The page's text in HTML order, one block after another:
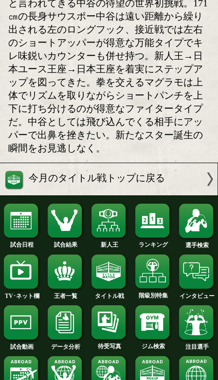
フライ級といえば中谷潤人
と言われたい
あの選手を初めて
(中谷潤人編)
中谷潤人の相手はフィリピ
ンのボクシング一家の3代
目
中谷潤人が米国キ
ら帰国
中谷潤人が熱海合宿で下半
身強化
王道を歩んできた